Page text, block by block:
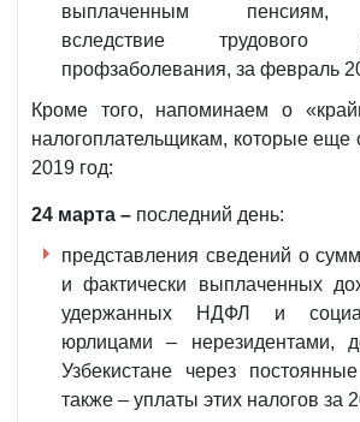
выплаченным пенсиям,
вследствие
профзаболевания, за февраль
Кроме того, напоминаем о
налогоплательщикам, которые еще
2019 год:
24 марта – последний день:
представления сведений о
и фактически выплаченных
удержанных НДФЛ и
юрлицами – нерезидентами,
Узбекистане через
также – уплаты этих налогов за